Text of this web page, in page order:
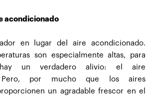
acondicionado
en lugar del aire acondicionado.
son especialmente altas, para
un verdadero alivio: el aire
Pero, por mucho que los aires
un agradable frescor en el